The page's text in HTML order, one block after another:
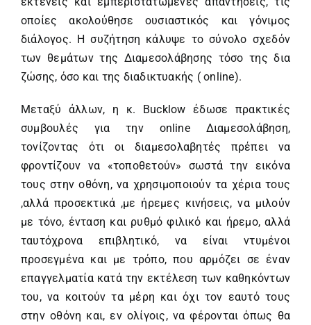
οποίες ακολούθησε ουσιαστικός και γόνιμος
διάλογος. Η συζήτηση κάλυψε το σύνολο σχεδόν
των θεμάτων της Διαμεσολάβησης τόσο της δια
ζώσης, όσο και της διαδικτυακής ( online).
Μεταξύ άλλων, η κ. Bucklow έδωσε πρακτικές
συμβουλές για την online Διαμεσολάβηση,
τονίζοντας ότι οι διαμεσολαβητές πρέπει να
φροντίζουν να «τοποθετούν» σωστά την εικόνα
τους στην οθόνη, να χρησιμοποιούν τα χέρια τους
,αλλά προσεκτικά ,με ήρεμες κινήσεις, να μιλούν
με τόνο, ένταση και ρυθμό φιλικό και ήρεμο, αλλά
ταυτόχρονα επιβλητικό, να είναι ντυμένοι
προσεγμένα και με τρόπο, που αρμόζει σε έναν
επαγγελματία κατά την εκτέλεση των καθηκόντων
του, να κοιτούν τα μέρη και όχι τον εαυτό τους
στην οθόνη και, εν ολίγοις, να φέρονται όπως θα